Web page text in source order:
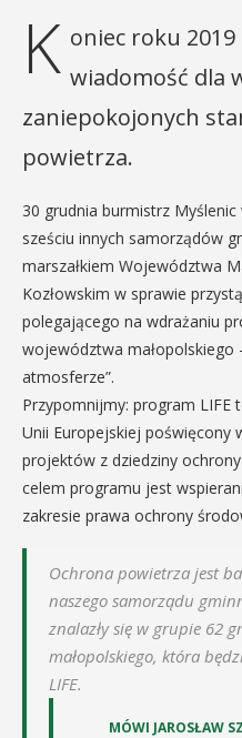
K oniec roku
wiadomość dla
zaniepokojonych
powietrza.
30 grudnia burmistrz
sześciu innych samorządów
marszałkiem Województwa
Kozłowskim w sprawie
polegającego na wdrażaniu
województwa małopolskiego
atmosferze”.
Przypomnijmy: program
Unii Europejskiej poświęcony
projektów z dziedziny
celem programu jest
zakresie prawa ochrony
Ochrona powietrza jest
naszego samorządu
znalazły się w grupie 62
małopolskiego, która
LIFE.
MÓWI JAROSŁAW